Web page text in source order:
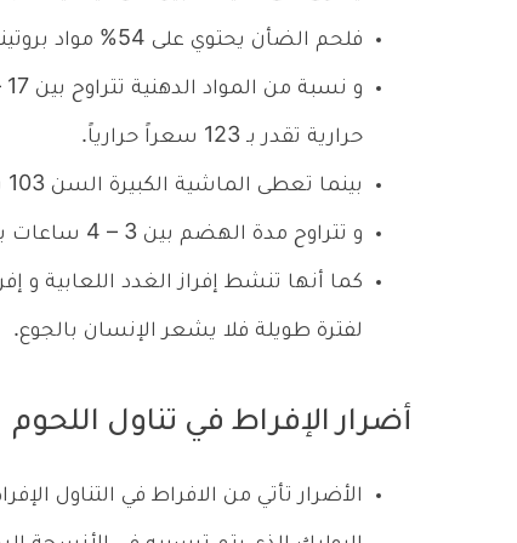
فلحم الضأن يحتوي على 54% مواد بروتينية.
حرارية تقدر بـ 123 سعراً حرارياً.
بينما تعطى الماشية الكبيرة السن 103 سعراً حرارياً.
و تتراوح مدة الهضم بين 3 – 4 ساعات بحسب طريقة الطهي و نوع اللحم.
كما أنها تنشط إفراز الغدد اللعابية و
لفترة طويلة فلا يشعر الإنسان بالجوع.
أضرار الإفراط في تناول اللحوم
الأضرار تأتي من الافراط في التناول